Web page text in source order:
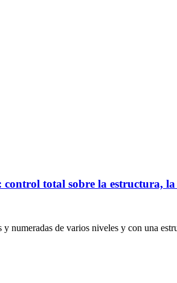
total sobre la estructura,
numeradas de varios niveles y con una